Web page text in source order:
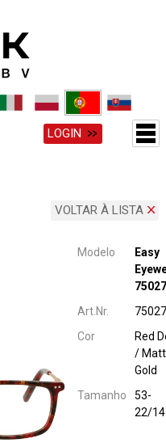
LOGIN
VOLTAR À LISTA
Modelo
Easy
75027
Art.Nr.
Cor
Red
/ Matt
Gold
Tamanho
53-
22/